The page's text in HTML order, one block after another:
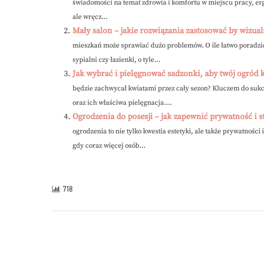
świadomości na temat zdrowia i komfortu w miejscu pracy,
ale wręcz...
Mały salon – jakie rozwiązania zastosować by
mieszkań może sprawiać dużo problemów. O ile łatwo
sypialni czy łazienki, o tyle...
Jak wybrać i pielęgnować sadzonki, aby twój ogród
będzie zachwycał kwiatami przez cały sezon? Kluczem do
oraz ich właściwa pielęgnacja....
Ogrodzenia do posesji – jak zapewnić prywatność i
ogrodzenia to nie tylko kwestia estetyki, ale także
gdy coraz więcej osób...
718